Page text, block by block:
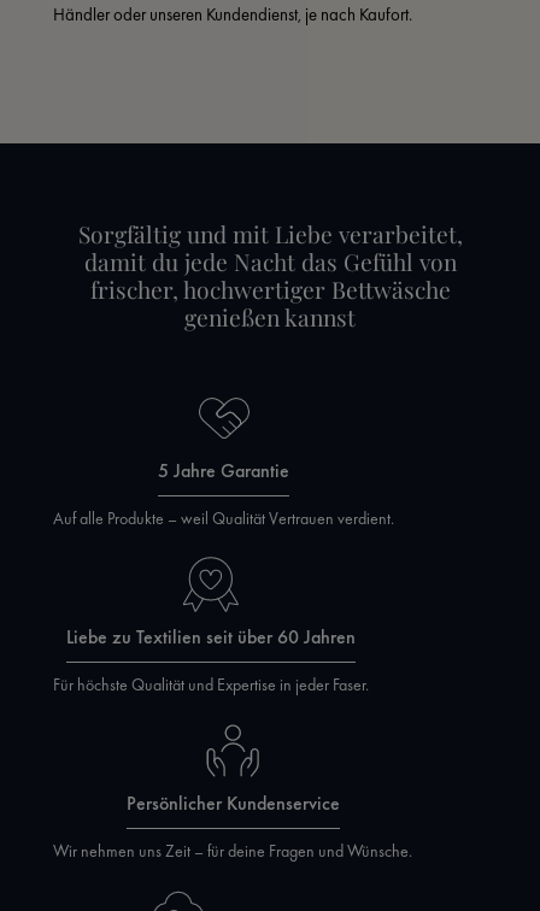
Händler oder unseren Kundendienst, je nach Kaufort.
Sorgfältig und mit Liebe verarbeitet,
damit du jede Nacht das Gefühl von
frischer, hochwertiger Bettwäsche
genießen kannst
5 Jahre Garantie
Auf alle Produkte – weil Qualität Vertrauen verdient.
Liebe zu Textilien seit über 60 Jahren
Für höchste Qualität und Expertise in jeder Faser.
Persönlicher Kundenservice
Wir nehmen uns Zeit – für deine Fragen und Wünsche.